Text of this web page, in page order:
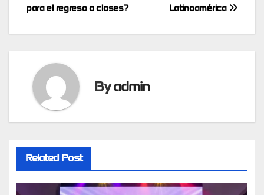
Latinoamérica
para el regreso a clases?
Byadmin
Related Post